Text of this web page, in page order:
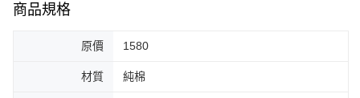
商品規格
原價 1580
材質 純棉